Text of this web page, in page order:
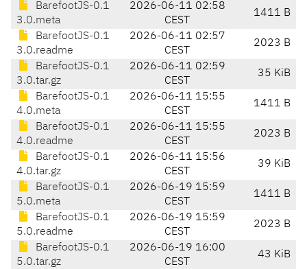
BarefootJS-0.1
3.0.meta
2026-06-11 02:58
CEST
1411 B
BarefootJS-0.1
3.0.readme
2026-06-11 02:57
CEST
2023 B
BarefootJS-0.1
3.0.tar.gz
2026-06-11 02:59
CEST
35 KiB
BarefootJS-0.1
4.0.meta
2026-06-11 15:55
CEST
1411 B
BarefootJS-0.1
4.0.readme
2026-06-11 15:55
CEST
2023 B
BarefootJS-0.1
4.0.tar.gz
2026-06-11 15:56
CEST
39 KiB
BarefootJS-0.1
5.0.meta
2026-06-19 15:59
CEST
1411 B
BarefootJS-0.1
5.0.readme
2026-06-19 15:59
CEST
2023 B
BarefootJS-0.1
5.0.tar.gz
2026-06-19 16:00
CEST
43 KiB